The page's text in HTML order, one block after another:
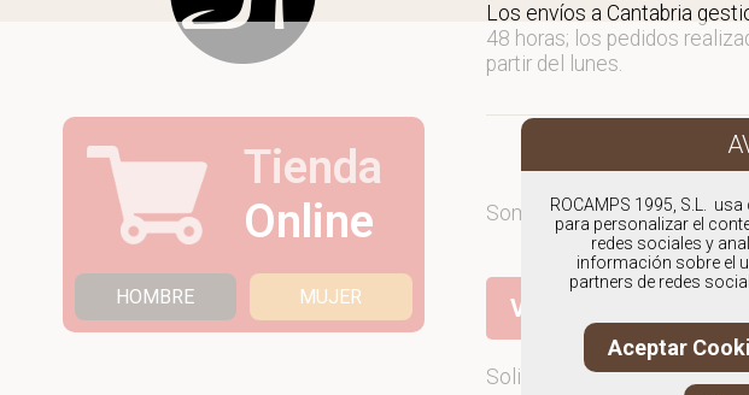
Tienda
Online
HOMBRE MUJER
Los envíos a Cantabria
48 horas; los pedidos
partir del lunes.
Somosespecialistas en
Ver más sandalias
Solicita más información
ROCAMPS 1995, S.L.
para personalizar el
redes sociales y
información sobre el
partners de redes
Aceptar